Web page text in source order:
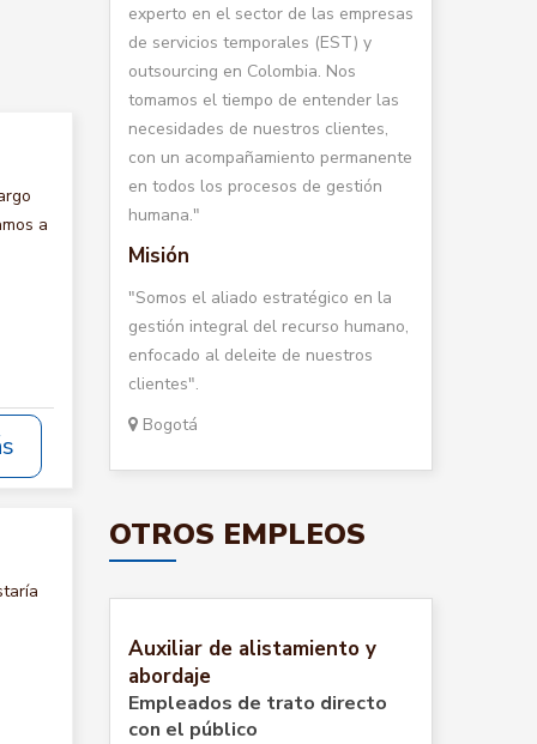
a
experto en el sector de las empresas
de servicios temporales (EST) y
outsourcing en Colombia. Nos
tomamos el tiempo de entender las
necesidades de nuestros clientes,
con un acompañamiento permanente
en todos los procesos de gestión
humana."
Misión
"Somos el aliado estratégico en la
gestión integral del recurso humano,
enfocado al deleite de nuestros
clientes".
Bogotá
OTROS EMPLEOS
Auxiliar de alistamiento y
abordaje
Empleados de trato directo
con el público